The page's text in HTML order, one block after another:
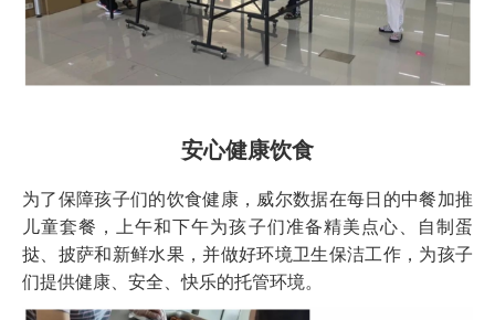
安心健康饮食
为了保障孩子们的饮食健康，威尔数据在每日的中餐加推
儿童套餐，上午和下午为孩子们准备精美点心、自制蛋
挞、披萨和新鲜水果，并做好环境卫生保洁工作，为孩子
们提供健康、安全、快乐的托管环境。